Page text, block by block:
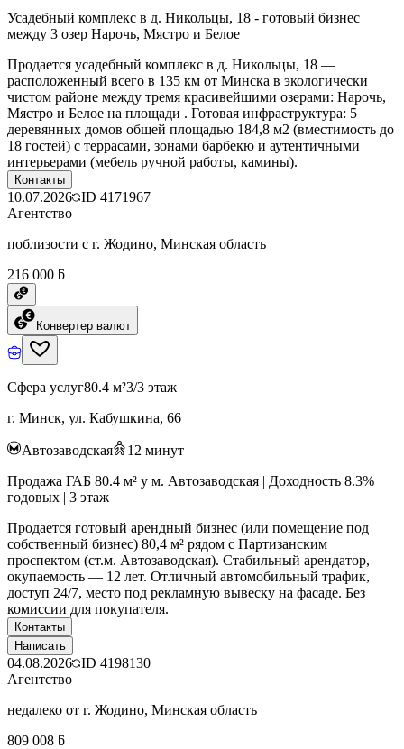
Усадебный комплекс в д. Никольцы, 18 - готовый бизнес
между 3 озер Нарочь, Мястро и Белое
Продается усадебный комплекс в д. Никольцы, 18 —
расположенный всего в 135 км от Минска в экологически
чистом районе между тремя красивейшими озерами: Нарочь,
Мястро и Белое на площади . Готовая инфраструктура: 5
деревянных домов общей площадью 184,8 м2 (вместимость до
18 гостей) с террасами, зонами барбекю и аутентичными
интерьерами (мебель ручной работы, камины).
Контакты
10.07.2026 ID 4171967
Агентство
поблизости с г. Жодино, Минская область
216 000 ƃ
Конвертер валют
Сфера услуг80.4 м²3/3 этаж
г. Минск, ул. Кабушкина, 66
Автозаводская 12 минут
Продажа ГАБ 80.4 м² у м. Автозаводская | Доходность 8.3%
годовых | 3 этаж
Продается готовый арендный бизнес (или помещение под
собственный бизнес) 80,4 м² рядом с Партизанским
проспектом (ст.м. Автозаводская). Стабильный арендатор,
окупаемость — 12 лет. Отличный автомобильный трафик,
доступ 24/7, место под рекламную вывеску на фасаде. Без
комиссии для покупателя.
Контакты
Написать
04.08.2026 ID 4198130
Агентство
недалеко от г. Жодино, Минская область
809 008 ƃ